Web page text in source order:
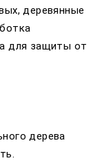
деревянные
для защиты от
дерева